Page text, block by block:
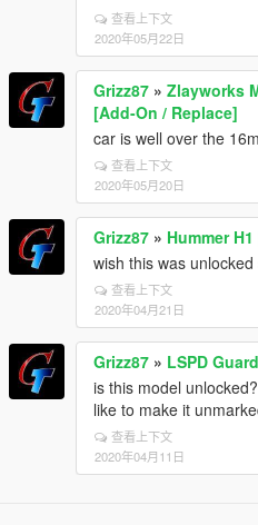
查看上下文
2020年05月22日
Grizz87 » Zlayworks
[Add-On / Replace]
car is well over the
查看上下文
2020年05月20日
Grizz87 » Hummer
wish this was
查看上下文
2020年04月21日
Grizz87 » LSPD
is this model
like to make it
查看上下文
2020年04月11日